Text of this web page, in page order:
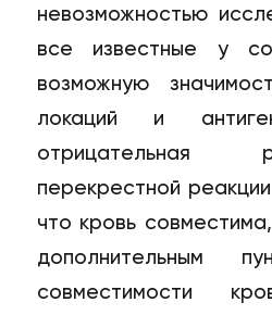
невозможностью
все известные у
возможную
локаций и
отрицательная
перекрестной
что кровь
дополнительным
совместимости